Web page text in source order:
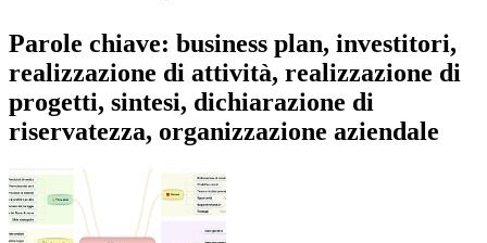
Parole chiave: business plan, investitori,
realizzazione di attività, realizzazione di
progetti, sintesi, dichiarazione di
riservatezza, organizzazione aziendale